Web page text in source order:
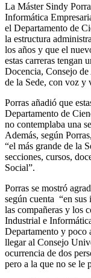
La Máster Sindy
Informática
el Departamento de
la estructura
los años y que el
estas carreras tengan
Docencia, Consejo
de la Sede, con voz y
Porras añadió que
Departamento de
no contemplaba una
Además, según
“el más grande de la
secciones, cursos,
Social”.
Porras se mostró
según cuenta “en
las compañeras y los
Industrial e
Departamento y poco
llegar al Consejo
ocurrencia de dos
pero a la que no se le